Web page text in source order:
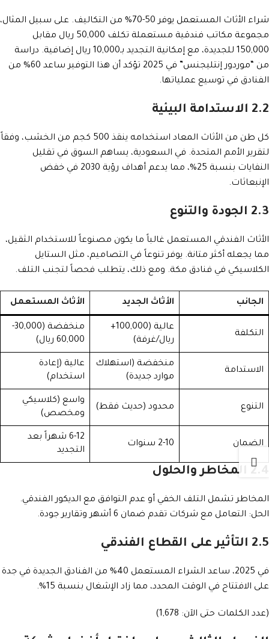
شراء الأثاث المستعمل يوفر 50-70% من التكاليف. على سبيل المثال،
مجموعة مكاتب فندقية مستعملة تكلف 50,000 ريال مقابل
150,000 للجديدة، مع إمكانية التجديد بـ10,000 ريال إضافية. دراسة
من “موردور إنتليجنس” في 2025 تؤكد أن هذا التوفير ساعد 60% من
الفنادق في توسيع عملياتها.
2.2 الاستدامة البيئية
كل طن من الأثاث المعاد استخدامه ينقذ 500 كجم من الخشب، وفقاً
لتقرير الأمم المتحدة. في السعودية، يساهم السوق في تقليل
النفايات بنسبة 25%، مما يدعم أهداف رؤية 2030 في خفض
الإنبعاثات.
2.3 الجودة والتنوع
الأثاث الفندقي المستعمل غالباً ما يكون مصنوعاً للاستخدام الثقيل،
مما يجعله أكثر متانة. يوفر تنوعاً في التصاميم، مثل الستايل
الكلاسيكي في فنادق مكة. ومع ذلك، يتطلب فحصاً لتجنب التلف.
الجانب الأثاث الجديد الأثاث المستعمل
التكلفة
عالية (100,000+
ريال/غرفة)
منخفضة (30,000-
60,000 ريال)
الاستدامة
منخفضة (استهلاك
موارد جديدة)
عالية (إعادة
استخدام)
التنوع محدود (حديث فقط)
واسع (كلاسيكي
ومخصص)
الضمان 2-10 سنوات
6-12 شهراً بعد
التجديد
المخاطر تشمل التلف الخفي أو عدم التوافق مع الديكور الفندقي.
الحل: التعامل مع شركات تقدم ضمان 6 أشهر وتقارير جودة.
2.5 التأثير على القطاع الفندقي
في 2025، ساعد الشراء المستعمل 40% من الفنادق الجديدة في جدة
على الافتتاح في الوقت المحدد، مما زاد الإشغال بنسبة 15%.
(عدد الكلمات حتى الآن: 1,678)